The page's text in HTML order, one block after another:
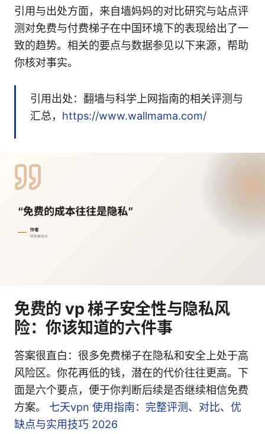
引用与出处方面，来自墙妈妈的对比研究与站点评
测对免费与付费梯子在中国环境下的表现给出了一
致的趋势。相关的要点与数据参见以下来源，帮助
你核对事实。
引用出处：翻墙与科学上网指南的相关评测与
汇总， https://www.wallmama.com/
免费的 vp 梯子安全性与隐私风
险：你该知道的六件事
答案很直白：很多免费梯子在隐私和安全上处于高
风险区。你花再低的钱，潜在的代价往往更高。下
面是六个要点，便于你判断后续是否继续相信免费
方案。 七天vpn 使用指南：完整评测、对比、优
缺点与实用技巧 2026